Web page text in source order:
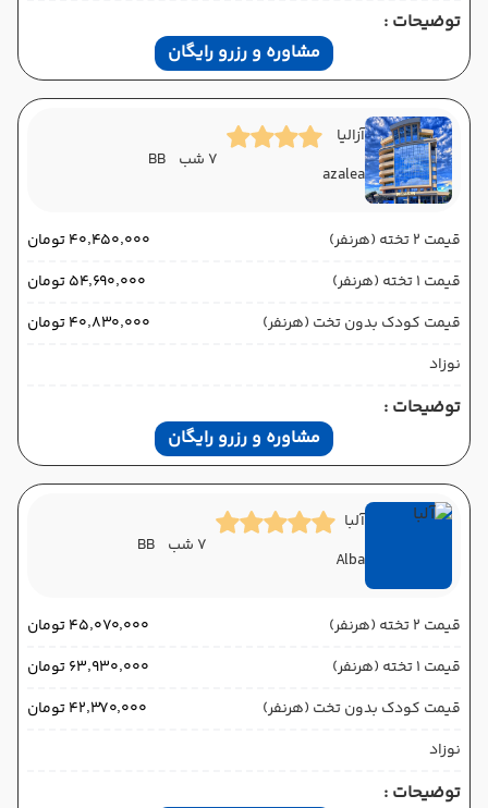
توضیحات :
مشاوره و رزرو رایگان
آزالیا
azalea
7 شب BB
قیمت 2 تخته (هرنفر)
۴۰٬۴۵۰٬۰۰۰ تومان
قیمت 1 تخته (هرنفر)
۵۴٬۶۹۰٬۰۰۰ تومان
قیمت کودک بدون تخت (هرنفر)
۴۰٬۸۳۰٬۰۰۰ تومان
نوزاد
توضیحات :
مشاوره و رزرو رایگان
آلبا
Alba
7 شب BB
قیمت 2 تخته (هرنفر)
۴۵٬۰۷۰٬۰۰۰ تومان
قیمت 1 تخته (هرنفر)
۶۳٬۹۳۰٬۰۰۰ تومان
قیمت کودک بدون تخت (هرنفر)
۴۲٬۳۷۰٬۰۰۰ تومان
نوزاد
توضیحات :